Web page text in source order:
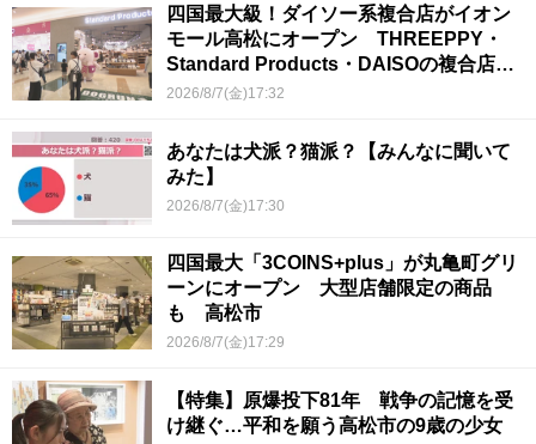
四国最大級！ダイソー系複合店がイオン
モール高松にオープン THREEPPY・
Standard Products・DAISOの複合店は
香川県初
2026/8/7(金)17:32
あなたは犬派？猫派？【みんなに聞いて
みた】
2026/8/7(金)17:30
四国最大「3COINS+plus」が丸亀町グリ
ーンにオープン 大型店舗限定の商品
も 高松市
2026/8/7(金)17:29
【特集】原爆投下81年 戦争の記憶を受
け継ぐ…平和を願う高松市の9歳の少女